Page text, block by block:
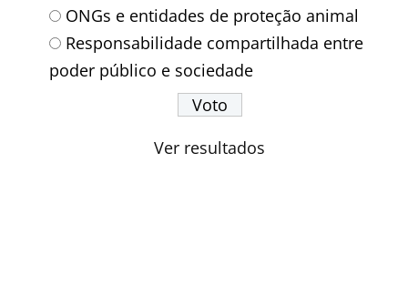
ONGs e entidades de proteção animal
Responsabilidade compartilhada entre
poder público e sociedade
Ver resultados